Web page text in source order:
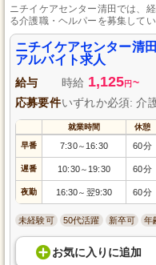
ニチイケアセンター清田では、
る介護職・ヘルパーを募集して
設は、温かみのあるケアとチー
社会保険や有給休暇も完備し、
専門スキルを磨きながら、入居
成長しましょう。安心して長く
ニチイケアセンター清
アルバイト求人
給与 時給 1,125円 ~
応募要件いずれか必須: 介
就業時間 休憩
早番 7:30～ 16:30 60分
遅番 10:30～ 19:30 60分
夜勤 16:30～ 翌9:30 60分
未経験可 50代活躍 新卒可 年
お気に入り に追加